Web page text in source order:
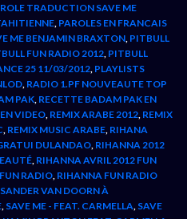
TRADUCTION SAVE ME
, PAROLES EN FRANCAIS
ME BENJAMIN BRAXTON, PITBULL
FUN RADIO 2012, PITBULL
25 11/03/2012, PLAYLISTS
, RADIO 1.PF NOUVEAUTE TOP
PAK, RECETTE BADAM PAK EN
VIDEO, REMIX ARABE 2012, REMIX
, REMIX MUSIC ARABE, RIHANA
DULANDAO, RIHANNA 2012
, RIHANNA AVRIL 2012 FUN
RADIO, RIHANNA FUN RADIO
SANDER VAN DOORN À
, SAVE ME - FEAT. CARMELLA, SAVE